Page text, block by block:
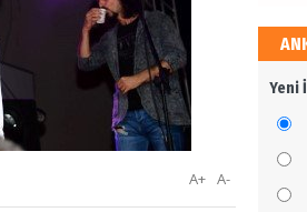
A-
A+
Yeni